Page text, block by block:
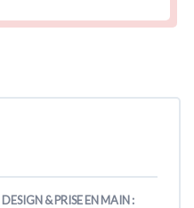
DESIGN & PRISE EN MAIN :